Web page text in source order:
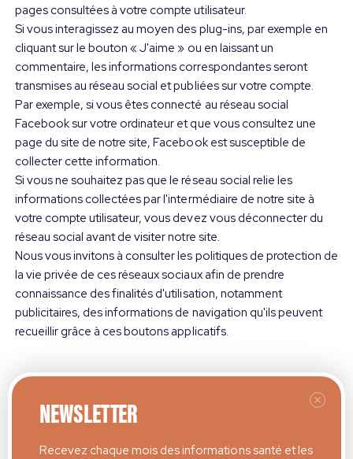
pages consultées à votre compte utilisateur.
Si vous interagissez au moyen des plug-ins, par exemple en
cliquant sur le bouton « J'aime » ou en laissant un
commentaire, les informations correspondantes seront
transmises au réseau social et publiées sur votre compte.
Par exemple, si vous êtes connecté au réseau social
Facebook sur votre ordinateur et que vous consultez une
page du site de notre site, Facebook est susceptible de
collecter cette information.
Si vous ne souhaitez pas que le réseau social relie les
informations collectées par l'intermédiaire de notre site à
votre compte utilisateur, vous devez vous déconnecter du
réseau social avant de visiter notre site.
Nous vous invitons à consulter les politiques de protection de
la vie privée de ces réseaux sociaux afin de prendre
connaissance des finalités d'utilisation, notamment
publicitaires, des informations de navigation qu'ils peuvent
recueillir grâce à ces boutons applicatifs.
LES PETITS PLUS
NEWSLETTER
Recevez chaque mois des informations santé et les